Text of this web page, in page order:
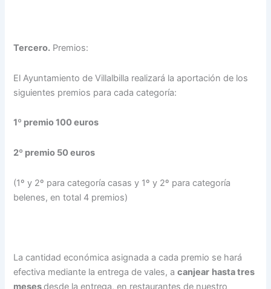
Tercero. Premios:
El Ayuntamiento de Villalbilla realizará la aportación de los
siguientes premios para cada categoría:
1º premio 100 euros
2º premio 50 euros
(1º y 2º para categoría casas y 1º y 2º para categoría
belenes, en total 4 premios)
La cantidad económica asignada a cada premio se hará
efectiva mediante la entrega de vales, acanjear hasta tres
mesesdesde la entrega, en restaurantes de nuestro